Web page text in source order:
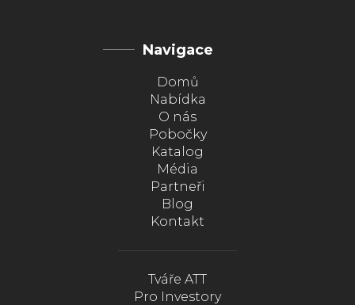
Navigace
Domů
Nabídka
O nás
Pobočky
Katalog
Média
Partneři
Blog
Kontakt
Tváře ATT
Pro Investory